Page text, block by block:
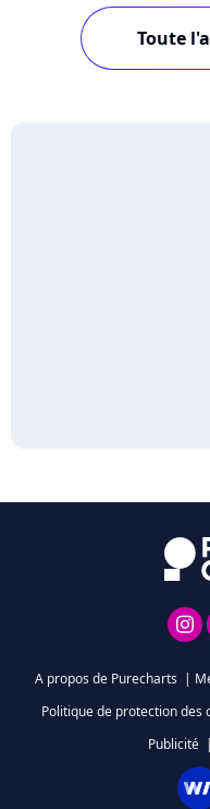
Toute
A propos de Purecharts |
Politique de protection des
Publicité |